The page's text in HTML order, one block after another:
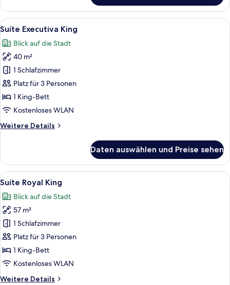
Superior
Queen
Alle
Fotos
für
Suíte
Executiva
King
anzeigen
Ein ordentlich eingerichtetes
6
Suíte Executiva King
Blick auf die Stadt
40 m²
1 Schlafzimmer
Platz für 3 Personen
1 King-Bett
Kostenloses WLAN
Weitere Details
Weitere
Executiva
King
Daten auswählen und Preise sehen
Alle
Fotos
für
Suíte
Royal
King
anzeigen
Ein modernes Hotelzimmer mit
9
Suíte Royal King
Blick auf die Stadt
57 m²
1 Schlafzimmer
Platz für 3 Personen
1 King-Bett
Kostenloses WLAN
Weitere Details
Weitere